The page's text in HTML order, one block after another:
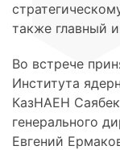
также главный
Во встрече
Института
КазНАЕН
генерального
Евгений